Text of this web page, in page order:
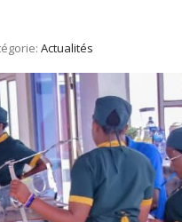
Actualités